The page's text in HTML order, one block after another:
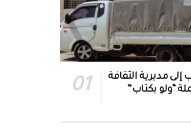
كتاب إلى مديرية الثقافة
“ولو بكتاب”